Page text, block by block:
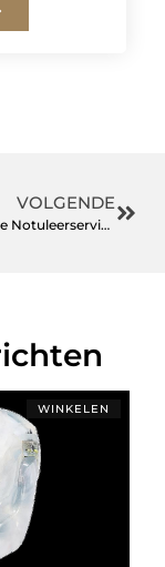
VOLGENDE
Professionele Notuleerservice Uitbesteden voor Optimaal Succes
WINKELEN